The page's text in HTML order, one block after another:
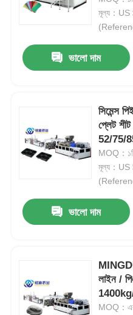
পণ্য
কারখানা ভ্রমণ
মূল্য：
ভালো দাম
সিমেন্স
প্লেট
52/75/
MOQ：
মূল্য：
ভালো দাম
MINGDI
লাইন /
MOQ：